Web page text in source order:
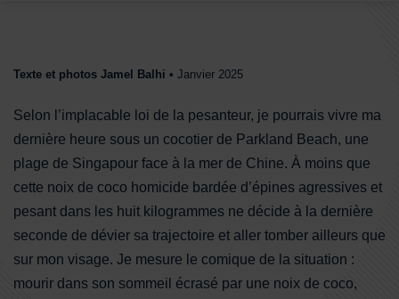
Texte et photos Jamel Balhi • Janvier 2025
Selon l’implacable loi de la pesanteur, je pourrais vivre ma
dernière heure sous un cocotier de Parkland Beach, une
plage de Singapour face à la mer de Chine. À moins que
cette noix de coco homicide bardée d’épines agressives et
pesant dans les huit kilogrammes ne décide à la dernière
seconde de dévier sa trajectoire et aller tomber ailleurs que
sur mon visage. Je mesure le comique de la situation :
mourir dans son sommeil écrasé par une noix de coco,